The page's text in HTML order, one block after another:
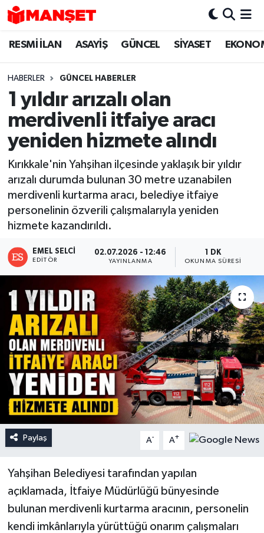
RESMİ İLAN ASAYİŞ GÜNCEL SİYASET
HABERLER GÜNCEL HABERLER
1 yıldır arızalı olan
merdivenli itfaiye aracı
yeniden hizmete alındı
Kırıkkale'nin Yahşihan ilçesinde yaklaşık bir yıldır
arızalı durumda bulunan 30 metre uzanabilen
merdivenli kurtarma aracı, belediye itfaiye
personelinin özverili çalışmalarıyla yeniden
hizmete kazandırıldı.
EMEL SELCI
EDITÖR
02.07.2026 - 12:46
YAYINLANMA
1 DK
OKUNMA SÜRESI
Paylaş A- A+
Yahşihan Belediyesi tarafından yapılan
açıklamada, İtfaiye Müdürlüğü bünyesinde
bulunan merdivenli kurtarma aracının, personelin
kendi imkânlarıyla yürüttüğü onarım çalışmaları
Hava Durumu
Trafik Durumu
Süper Lig Puan Durumu ve Fikstür
Tüm Manşetler
Son Dakika Haberleri
Haber Arşivi